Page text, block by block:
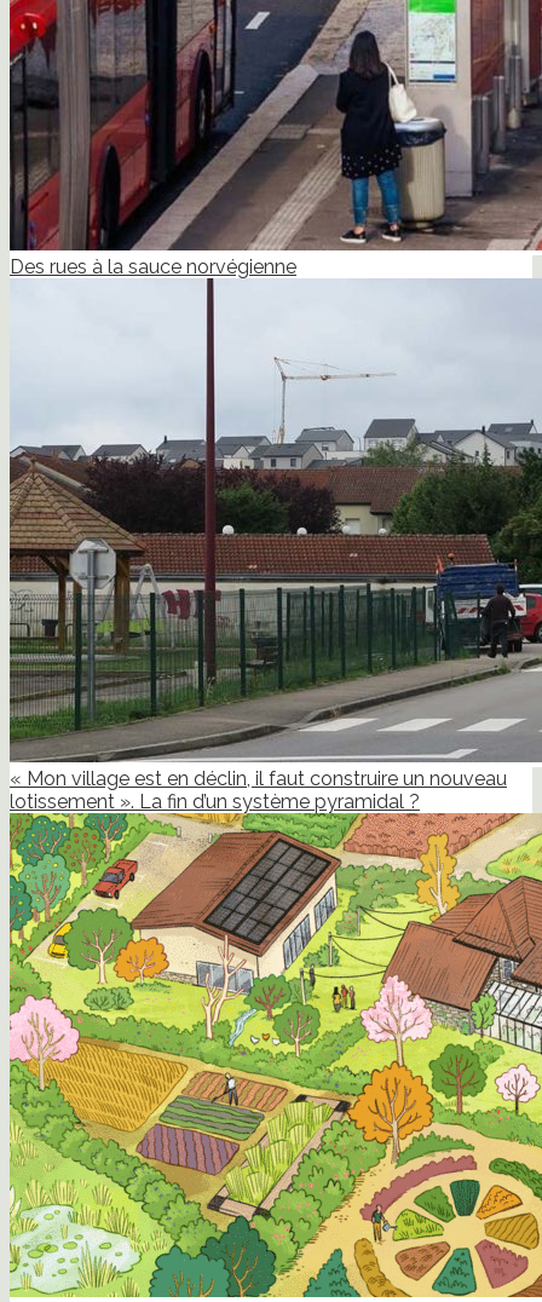
Des rues à la sauce norvégienne
« Mon village est en déclin, il faut construire un nouveau
lotissement ». La fin d’un système pyramidal ?